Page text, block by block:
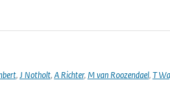
, J Notholt, A Richter, M van Roozendael, T